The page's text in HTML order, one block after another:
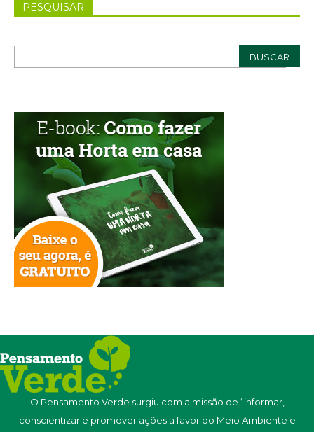
PESQUISAR
O Pensamento Verde surgiu com a missão de “informar,
conscientizar e promover ações a favor do Meio Ambiente e